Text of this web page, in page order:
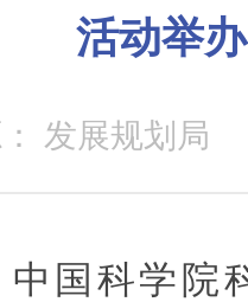
活动举办
发展规划局
中国科学院